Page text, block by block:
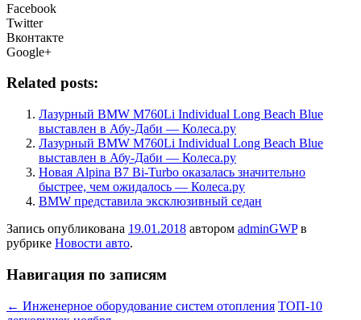
Facebook
Twitter
Вконтакте
Google+
Related posts:
Лазурный BMW M760Li Individual Long Beach Blue
выставлен в Абу-Даби — Колеса.ру
Лазурный BMW M760Li Individual Long Beach Blue
выставлен в Абу-Даби — Колеса.ру
Новая Alpina B7 Bi-Turbo оказалась значительно
быстрее, чем ожидалось — Колеса.ру
BMW представила эксклюзивный седан
Запись опубликована 19.01.2018 автором adminGWPв
рубрике Новости авто.
Навигация по записям
← Инженерное оборудование систем отопления ТОП-10